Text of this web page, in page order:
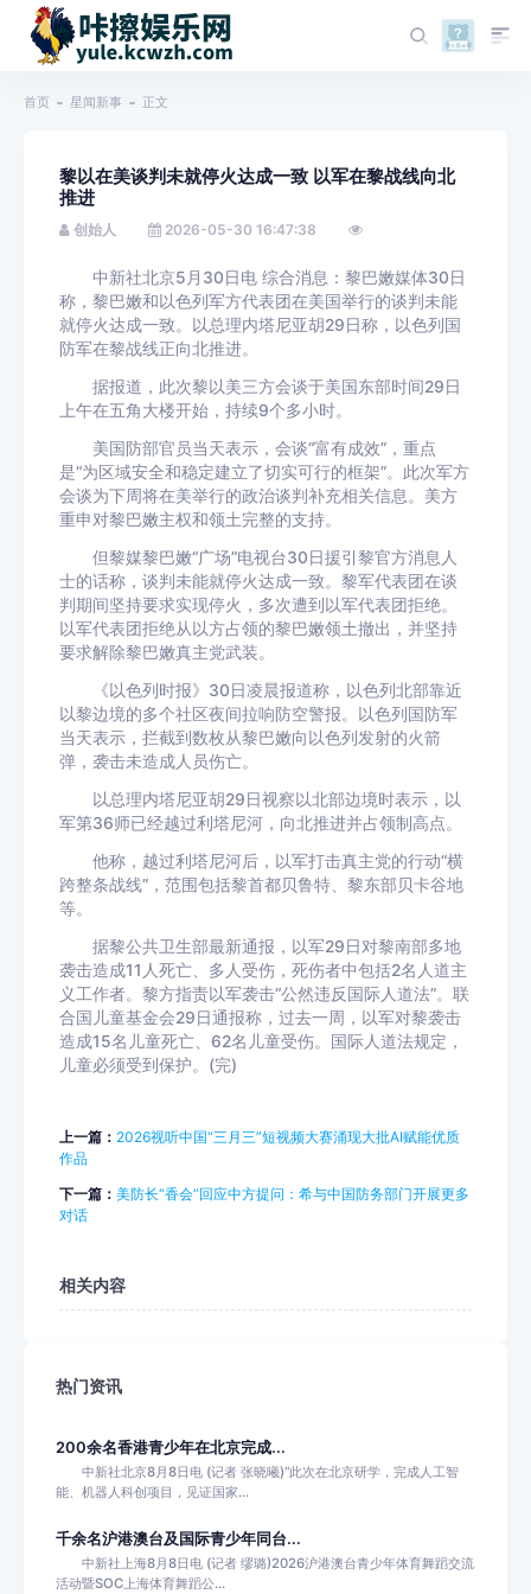
首页 星闻新事 正文
黎以在美谈判未就停火达成一致 以军在黎战线向北
推进
创始人 2026-05-30 16:47:38
中新社北京5月30日电 综合消息：黎巴嫩媒体30日
称，黎巴嫩和以色列军方代表团在美国举行的谈判未能
就停火达成一致。以总理内塔尼亚胡29日称，以色列国
防军在黎战线正向北推进。
据报道，此次黎以美三方会谈于美国东部时间29日
上午在五角大楼开始，持续9个多小时。
美国防部官员当天表示，会谈“富有成效”，重点
是“为区域安全和稳定建立了切实可行的框架”。此次军方
会谈为下周将在美举行的政治谈判补充相关信息。美方
重申对黎巴嫩主权和领土完整的支持。
但黎媒黎巴嫩“广场”电视台30日援引黎官方消息人
士的话称，谈判未能就停火达成一致。黎军代表团在谈
判期间坚持要求实现停火，多次遭到以军代表团拒绝。
以军代表团拒绝从以方占领的黎巴嫩领土撤出，并坚持
要求解除黎巴嫩真主党武装。
《以色列时报》30日凌晨报道称，以色列北部靠近
以黎边境的多个社区夜间拉响防空警报。以色列国防军
当天表示，拦截到数枚从黎巴嫩向以色列发射的火箭
弹，袭击未造成人员伤亡。
以总理内塔尼亚胡29日视察以北部边境时表示，以
军第36师已经越过利塔尼河，向北推进并占领制高点。
他称，越过利塔尼河后，以军打击真主党的行动“横
跨整条战线”，范围包括黎首都贝鲁特、黎东部贝卡谷地
等。
据黎公共卫生部最新通报，以军29日对黎南部多地
袭击造成11人死亡、多人受伤，死伤者中包括2名人道主
义工作者。黎方指责以军袭击“公然违反国际人道法”。联
合国儿童基金会29日通报称，过去一周，以军对黎袭击
造成15名儿童死亡、62名儿童受伤。国际人道法规定，
儿童必须受到保护。(完)
上一篇： 2026视听中国“三月三”短视频大赛涌现大批AI赋能优质
作品
下一篇： 美防长“香会”回应中方提问：希与中国防务部门开展更多
对话
相关内容
热门资讯
200余名香港青少年在北京完成...
中新社北京8月8日电 (记者 张晓曦)“此次在北京研学，完成人工智
能、机器人科创项目，见证国家...
千余名沪港澳台及国际青少年同台...
中新社上海8月8日电 (记者 缪璐)2026沪港澳台青少年体育舞蹈交流
活动暨SOC上海体育舞蹈公...